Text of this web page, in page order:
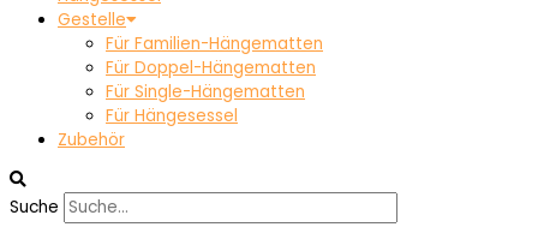
Gestelle
Für Familien-Hängematten
Für Doppel-Hängematten
Für Single-Hängematten
Für Hängesessel
Zubehör
Suche